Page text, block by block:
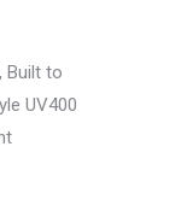
Built to
UV400